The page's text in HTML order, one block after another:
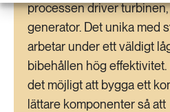
processen driver
generator. Det unika med
arbetar under ett väldigt
bibehållen hög
det möjligt att bygga ett
lättare komponenter så att